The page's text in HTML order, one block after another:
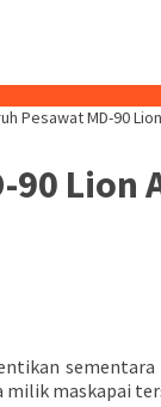
Pesawat MD-90
90 Lion
maskapai